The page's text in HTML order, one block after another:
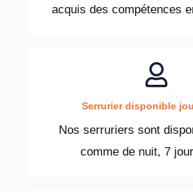
acquis des compétences
Serrurier disponible
Nos serruriers sont
comme de nuit, 7